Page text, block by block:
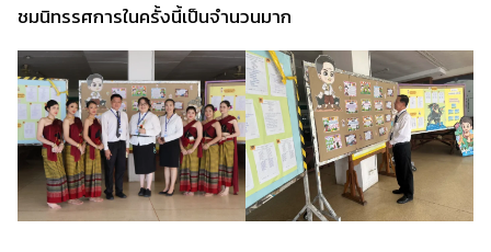
ชมนิทรรศการในครั้งนี้เป็นจำนวนมาก